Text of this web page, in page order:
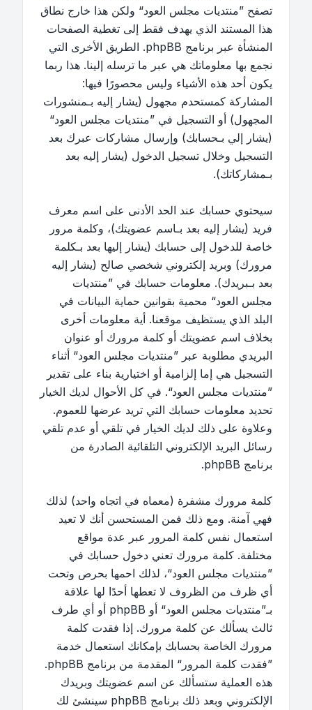
تصفح ”منتديات مجلس العود“ ولكن هذا خارج نطاق
هذا المستند الذي يهدف فقط إلى تغطية الصفحات
المنشأة عبر برنامج phpBB. الطريق الأخرى التي
نجمع بها معلوماتك هي عبر ما ترسله إلينا. هذا ربما
يكون أحد هذه الأشياء وليس محصورًا فيها:
المشاركة كمستحدم مجهول (يشار إليه بـمنشورات
المجهول) أو التسجيل في ”منتديات مجلس العود“
(يشار إلي بـحسابك) وإرسال مشاركات عبرك بعد
التسجيل وخلال تسجيل الدخول (يشار إليه بعد
بـمشاركاتك).
سيحتوي حسابك عند الحد الأدنى على اسم معرف
فريد (يشار إليه بعد بـاسم عضويتك)، وكلمة مرور
خاصة للدخول إلى حسابك (يشار إليها بعد بـكلمة
مرورك) وبريد إلكتروني شخصي صالح (يشار إليه
بعد بـبريدك). معلومات حسابك في ”منتديات
مجلس العود“ محمية بقوانين حماية البيانات في
البلد الذي يستظيف موقعنا. أية معلومات أخرى
بخلاف اسم عضويتك أو كلمة مرورك أو عنوان
البريدي مطلوبة عبر ”منتديات مجلس العود“ أثناء
التسجيل هي إما إلزامية أو اختيارية بناء على تقدير
”منتديات مجلس العود“. في كل الأحوال لديك الخيار
تحديد معلومات حسابك التي تريد عرضها للعموم.
وعلاوة على ذلك لديك الخيار في تلقي أو عدم تلقي
رسائل البريد الإلكتروني التلقائية الصادرة من
برنامج phpBB.
كلمة مرورك مشفرة (معماه في اتجاه واحد) لذلك
فهي آمنة. ومع ذلك فمن المستحسن أنك لا تعيد
استعمال نفس كلمة المرور عبر عدة مواقع
مختلفة. كلمة مرورك تعني دخول حسابك في
”منتديات مجلس العود“، لذلك احمها بحرص وتحت
أي ظرف من الظروف لا تعطها أحدًا لها علاقة
بـ”منتديات مجلس العود“ أو phpBB أو أي طرف
ثالث يسألك عن كلمة مرورك. إذا فقدت كلمة
مرورك الخاصة بحسابك بإمكانك استعمال خدمة
”فقدت كلمة المرور“ المقدمة من برنامج phpBB.
هذه العملية ستسألك عن اسم عضويتك وبريدك
الإلكتروني وبعد ذلك برنامج phpBB سينشئ لك